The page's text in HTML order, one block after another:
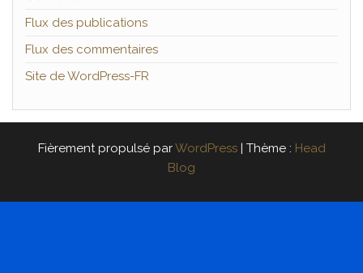
Flux des publications
Flux des commentaires
Site de WordPress-FR
Fièrement propulsé parWordPress | Thème : Head
Blog